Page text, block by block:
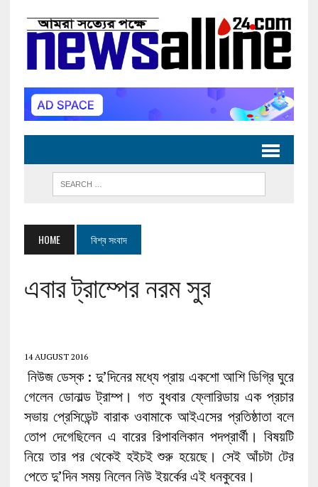
HOME বিশ্ব সংবাদ
এবার ট্রাম্পের নরম সুর
14 AUGUST 2016
নিউজ ডেস্ক : দু’দিনের মধ্যে প্রায় একশো আশি ডিগ্রি ঘুরে
গেলেন ডোনাল্ড ট্রাম্প। গত বুধবার ফ্লোরিডায় এক প্রচার
সভায় প্রেসিডেন্ট বারাক ওবামাকে আইএসের প্রতিষ্ঠাতা বলে
তোপ দেগেছিলেন এ বারের রিপাবলিকান পদপ্রার্থী। বিষয়টি
নিয়ে তার পর থেকেই হইচই শুরু হয়েছে। সেই আঁচটা টের
পেতে দু’দিন সময় নিলেন নিউ ইয়র্কের এই ধনকুবের।